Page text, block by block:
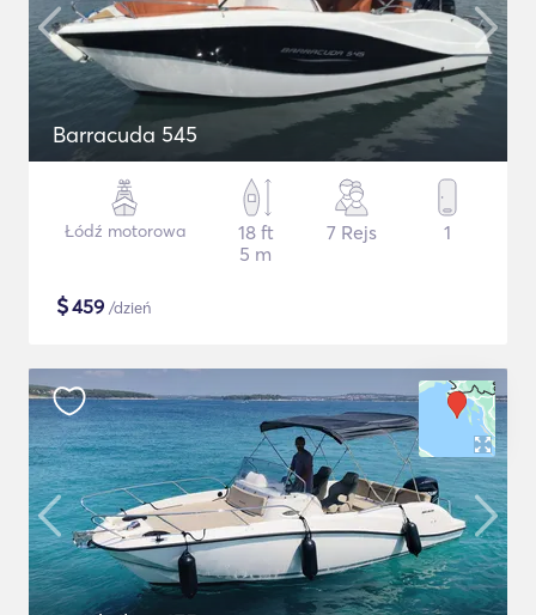
Barracuda 545
Łódź motorowa
18 ft
5 m
7 Rejs 1
$459 /dzień